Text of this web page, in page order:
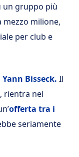
un gruppo più
mezzo milione,
per club e
Yann Bisseck. Il
, rientra nel
offerta tra i
seriamente